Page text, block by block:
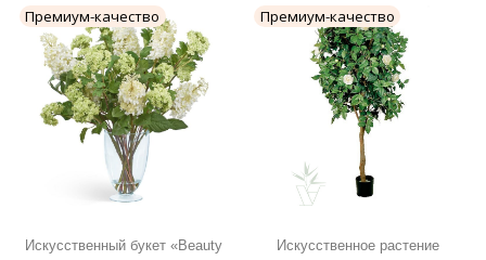
Премиум-качество
Искусственный букет «Beauty
Премиум-качество
Искусственное растение